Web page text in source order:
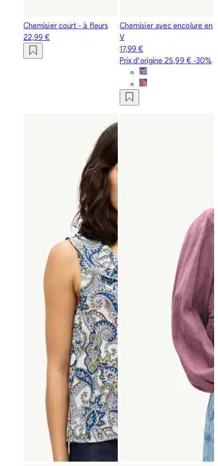
Chemisier court - à fleurs
22,99 €
Chemisier avec encolure en
V
17,99 €
Prix d‘origine 25,99 €-30%